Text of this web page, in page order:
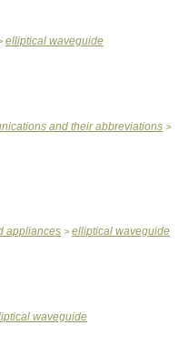
elliptical waveguide
and their abbreviations >
appliances > elliptical waveguide
waveguide